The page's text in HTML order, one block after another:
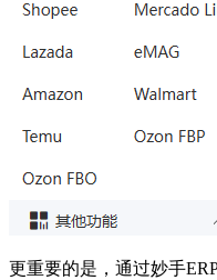
更重要的是，通过妙手